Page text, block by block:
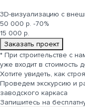
3D-визуализацию с
50 000 р. -70%
15 000 р.
Заказать проект
* При строительстве с
уже входит в стоимость
Хотите увидеть, как
Проведем экскурсию и
заводского каркаса
Запишитесь на